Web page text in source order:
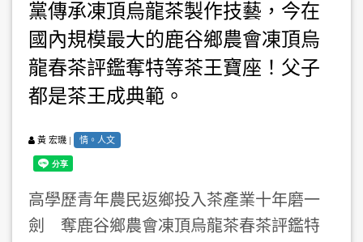
黨傳承凍頂烏龍茶製作技藝，今在
國內規模最大的鹿谷鄉農會凍頂烏
龍春茶評鑑奪特等茶王寶座！父子
都是茶王成典範。
黃 宏璣 | 情。人文
高學歷青年農民返鄉投入茶產業十年磨一
劍 奪鹿谷鄉農會凍頂烏龍茶春茶評鑑特